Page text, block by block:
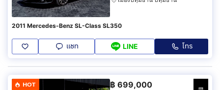
2011 Mercedes-Benz SL-Class SL350
แชท LINE โทร
HOT ฿ 699,000